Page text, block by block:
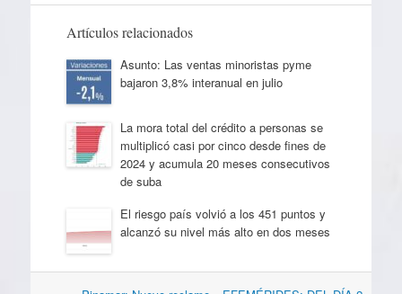
Artículos relacionados
Asunto: Las ventas minoristas pyme
bajaron 3,8% interanual en julio
La mora total del crédito a personas se
multiplicó casi por cinco desde fines de
2024 y acumula 20 meses consecutivos
de suba
El riesgo país volvió a los 451 puntos y
alcanzó su nivel más alto en dos meses